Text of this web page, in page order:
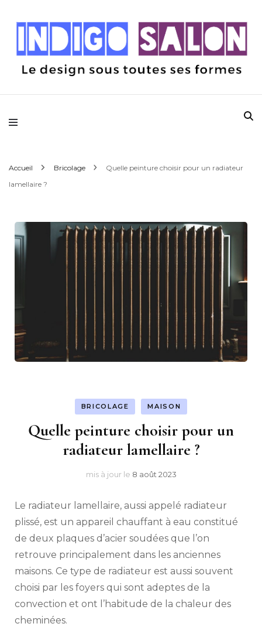
Indigo Salon
Accueil Bricolage
Quelle peinture choisir pour un radiateur
lamellaire ?
BRICOLAGE MAISON
Quelle peinture choisir pour un
radiateur lamellaire ?
mis à jour le 8 août 2023
Le radiateur lamellaire, aussi appelé radiateur
plissé, est un appareil chauffant à eau constitué
de deux plaques d’acier soudées que l’on
retrouve principalement dans les anciennes
maisons. Ce type de radiateur est aussi souvent
choisi par les foyers qui sont adeptes de la
convection et ont l’habitude de la chaleur des
cheminées.